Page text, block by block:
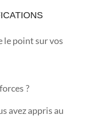
le point sur vos
?
avez appris au